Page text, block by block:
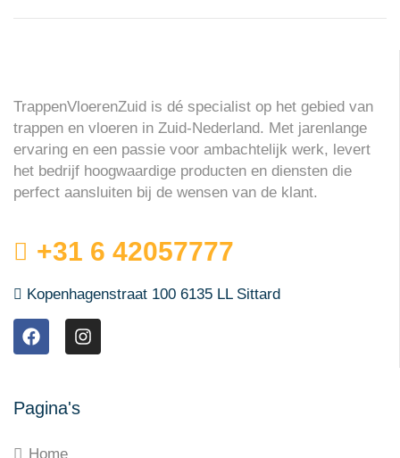
TrappenVloerenZuid is dé specialist op het gebied van
trappen en vloeren in Zuid-Nederland. Met jarenlange
ervaring en een passie voor ambachtelijk werk, levert
het bedrijf hoogwaardige producten en diensten die
perfect aansluiten bij de wensen van de klant.
+31 6 42057777
Kopenhagenstraat 100 6135 LL Sittard
Pagina's
Home